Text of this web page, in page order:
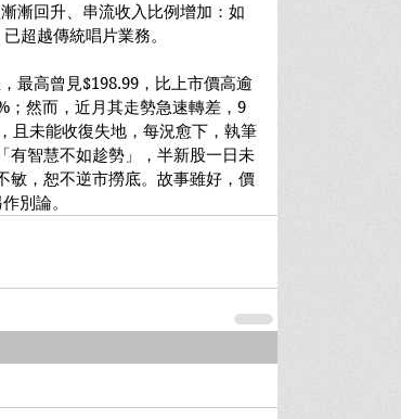
漸回升、串流收入比例增加：如
超越傳統唱片業務。
最高曾見$198.99，比上市價高逾
；然而，近月其走勢急速轉差，9
且未能收復失地，每況愈下，執筆
有智慧不如趁勢」，半新股一日未
敏，恕不逆市撈底。故事雖好，價
別論。